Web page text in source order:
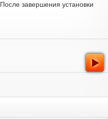
После завершения установки